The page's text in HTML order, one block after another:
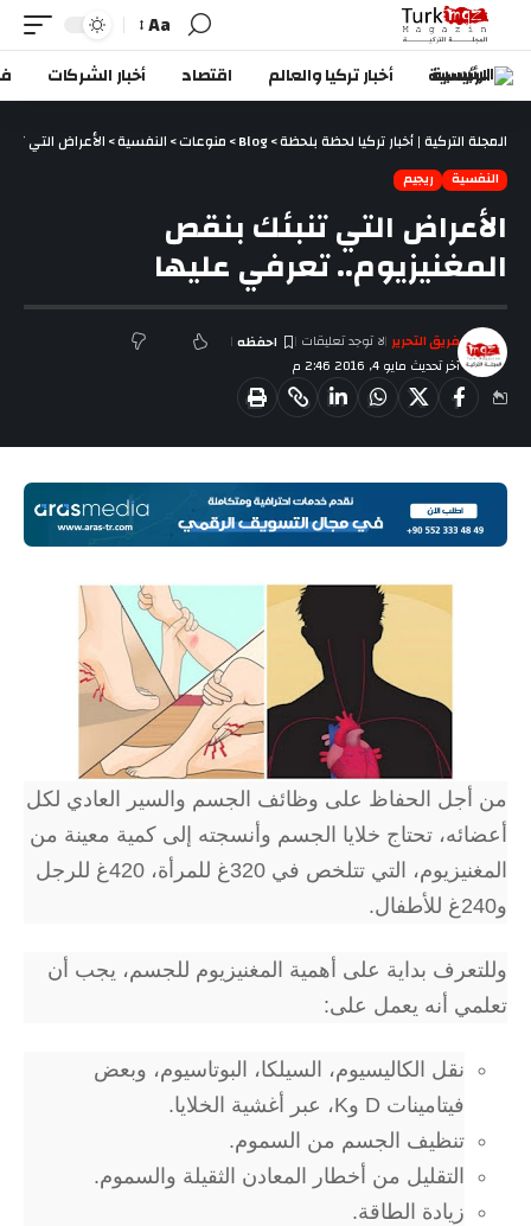
Aa
الرئيسية أخبار تركيا والعالم اقتصاد أخبار الشركات
المجلة التركية | أخبار تركيا لحظة بلحظة>
Blog
>منوعات>النفسية>الأعراض التي
النفسية ريجيم
الأعراض التي تنبئك بنقص
المغنيزيوم.. تعرفي عليها
آخر تحديث مايو 4, 2016 2:46 م
فريق التحرير لا توجد تعليقات
من أجل الحفاظ على وظائف الجسم والسير العادي لكل
أعضائه، تحتاج خلايا الجسم وأنسجته إلى كمية معينة من
المغنيزيوم، التي تتلخص في 320غ للمرأة، 420غ للرجل
و240غ للأطفال.
وللتعرف بداية على أهمية المغنيزيوم للجسم، يجب أن
تعلمي أنه يعمل على:
نقل الكاليسيوم، السيلكا، البوتاسيوم، وبعض
فيتامينات D وK، عبر أغشية الخلايا.
تنظيف الجسم من السموم.
التقليل من أخطار المعادن الثقيلة والسموم.
زيادة الطاقة.